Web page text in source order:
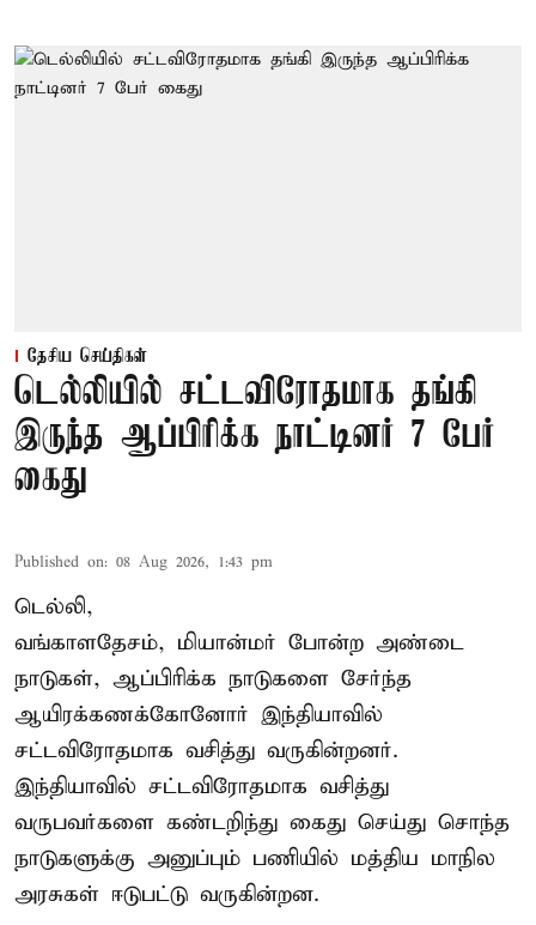
தேசிய செய்திகள்
டெல்லியில் சட்டவிரோதமாக தங்கி
இருந்த ஆப்பிரிக்க நாட்டினர் 7 பேர்
கைது
Published on: 08 Aug 2026, 1:43 pm
டெல்லி,
வங்காளதேசம், மியான்மர் போன்ற அண்டை
நாடுகள், ஆப்பிரிக்க நாடுகளை சேர்ந்த
ஆயிரக்கணக்கோனோர் இந்தியாவில்
சட்டவிரோதமாக வசித்து வருகின்றனர்.
இந்தியாவில் சட்டவிரோதமாக வசித்து
வருபவர்களை கண்டறிந்து கைது செய்து சொந்த
நாடுகளுக்கு அனுப்பும் பணியில் மத்திய மாநில
அரசுகள் ஈடுபட்டு வருகின்றன.